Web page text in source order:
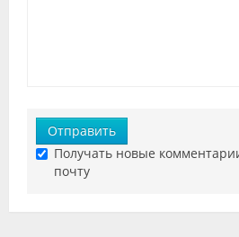
Отправить
Получать новые
почту